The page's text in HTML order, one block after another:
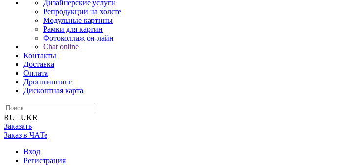
Дизайнерские услуги
Репродукции на холсте
Модульные картины
Рамки для картин
Фотоколлаж он-лайн
Chat online
Контакты
Доставка
Оплата
Дропшиппинг
Дисконтная карта
RU | UKR
Заказать
Заказ в ЧАТе
Вход
Регистрация